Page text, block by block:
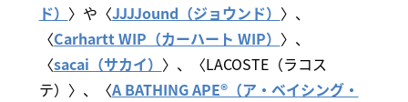
ド） 〉や〈JJJJound（ジョウンド） 〉、
〈Carhartt WIP（カーハート WIP） 〉、
〈sacai（サカイ） 〉、〈LACOSTE（ラコス
テ）〉、〈A BATHING APE®（ア・ベイシング・